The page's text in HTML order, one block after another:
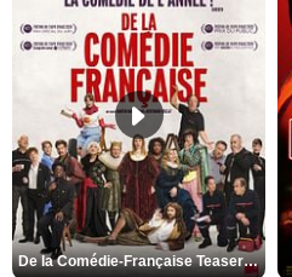
De la Comédie-Française Teaser (3) VF